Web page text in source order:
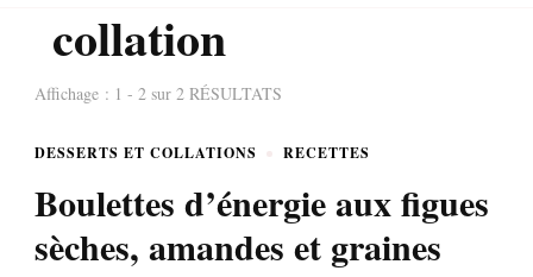
collation
Affichage : 1 - 2 sur 2 RÉSULTATS
DESSERTS ET COLLATIONS RECETTES
Boulettes d’énergie aux figues
sèches, amandes et graines